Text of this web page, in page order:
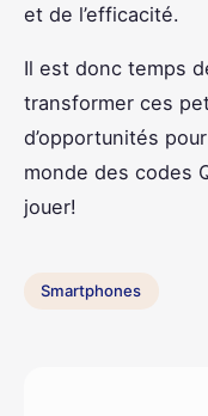
et de l’efficacité.
Il est donc temps
transformer ces
d’opportunités
monde des codes
jouer!
Smartphones